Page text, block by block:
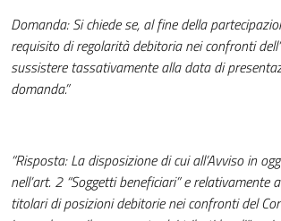
Domanda: Si chiede se, al fine della
requisito di regolarità debitoria nei confronti
sussistere tassativamente alla data di
domanda.”
“Risposta: La disposizione di cui all’Avviso in
nell’art. 2 “Soggetti beneficiari” e relativamente
titolari di posizioni debitorie nei confronti del